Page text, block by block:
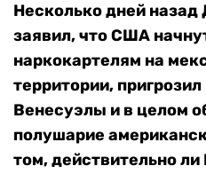
Несколько дней назад
заявил, что США
наркокартелям на
территории,
Венесуэлы и в целом
полушарие
том, действительно